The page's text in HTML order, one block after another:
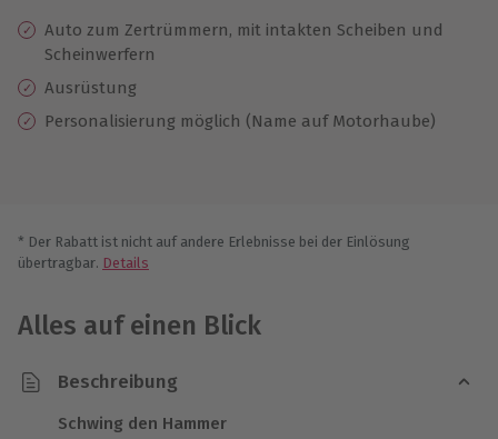
Auto zum Zertrümmern, mit intakten Scheiben und
Scheinwerfern
Ausrüstung
Personalisierung möglich (Name auf Motorhaube)
* Der Rabatt ist nicht auf andere Erlebnisse bei der Einlösung
übertragbar. Details
Alles auf einen Blick
Beschreibung
Schwing den Hammer